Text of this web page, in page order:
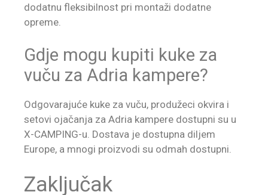
dodatnu fleksibilnost pri montaži dodatne
opreme.
Gdje mogu kupiti kuke za
vuču za Adria kampere?
Odgovarajuće kuke za vuču, produžeci okvira i
setovi ojačanja za Adria kampere dostupni su u
X-CAMPING-u. Dostava je dostupna diljem
Europe, a mnogi proizvodi su odmah dostupni.
Zaključak